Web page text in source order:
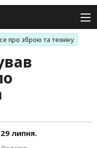
про зброю та техніку
липня.